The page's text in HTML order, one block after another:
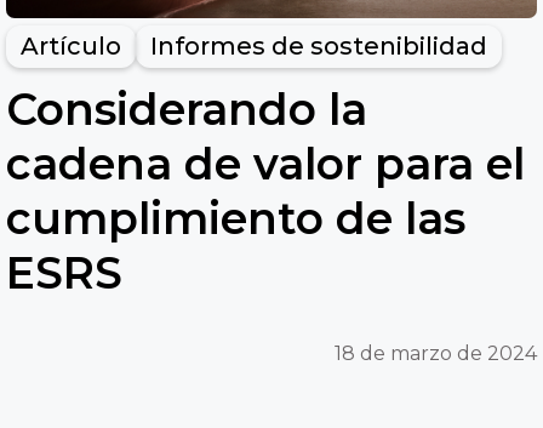
Artículo Informes de sostenibilidad
Considerando la
cadena de valor para el
cumplimiento de las
ESRS
18 de marzo de 2024